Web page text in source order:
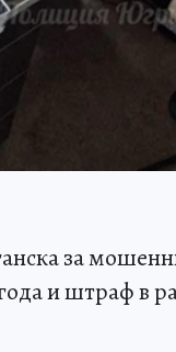
за
и штраф в